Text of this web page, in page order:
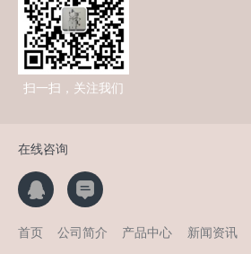
扫一扫，关注我们
在线咨询
首页 公司简介 产品中心 新闻资讯